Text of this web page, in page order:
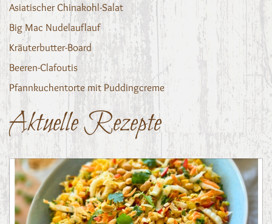
Asiatischer Chinakohl-Salat
Big Mac Nudelauflauf
Kräuterbutter-Board
Beeren-Clafoutis
Pfannkuchentorte mit Puddingcreme
Aktuelle Rezepte